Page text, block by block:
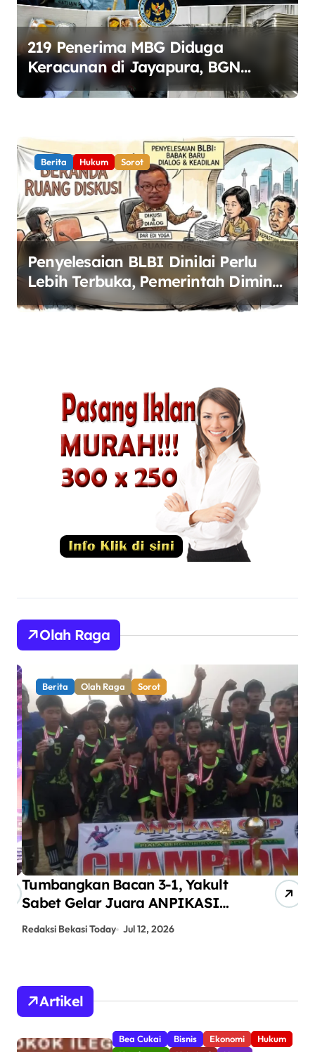
219 Penerima MBG Diduga
Keracunan di Jayapura, BGN
Perketat Pengawasan Keamanan
Berita Hukum Sorot
Penyelesaian BLBI Dinilai Perlu
Lebih Terbuka, Pemerintah Diminta
Buka Ruang Dialog
Olah Raga
Berita Olah Raga Sorot
Tumbangkan Bacan 3-1, Yakult
Sabet Gelar Juara ANPIKASI
CUP 2026
Redaksi Bekasi Today Jul 12, 2026
Artikel
Bea Cukai Bisnis Ekonomi
Hukum